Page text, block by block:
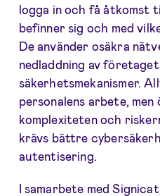
logga in och få åtkomst
befinner sig och med
De använder osäkra
nedladdning av
säkerhetsmekanismer.
personalens arbete, men
komplexiteten och
krävs bättre
autentisering.
I samarbete med